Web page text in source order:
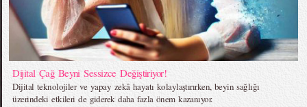
Dijital Çağ Beyni Sessizce Değiştiriyor!
Dijital teknolojiler ve yapay zekâ hayatı kolaylaştırırken, beyin sağlığı
üzerindeki etkileri de giderek daha fazla önem kazanıyor.